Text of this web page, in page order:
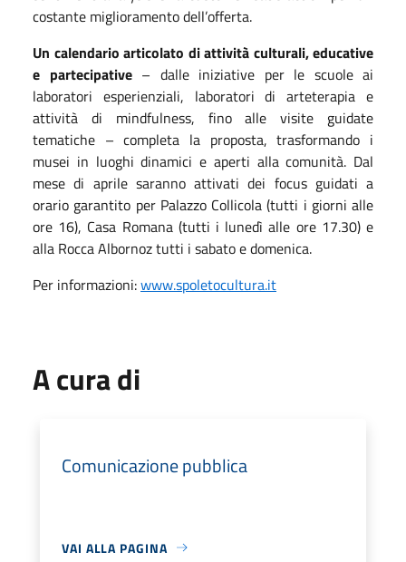
costante miglioramento dell’offerta.
Un calendario articolato di attività culturali, educative
e partecipative– dalle iniziative per le scuole ai
laboratori esperienziali, laboratori di arteterapia e
attività di mindfulness, fino alle visite guidate
tematiche – completa la proposta, trasformando i
musei in luoghi dinamici e aperti alla comunità. Dal
mese di aprile saranno attivati dei focus guidati a
orario garantito per Palazzo Collicola (tutti i giorni alle
ore 16), Casa Romana (tutti i lunedì alle ore 17.30) e
alla Rocca Albornoz tutti i sabato e domenica.
Per informazioni:www.spoletocultura.it
A cura di
Comunicazione pubblica
VAI ALLA PAGINA